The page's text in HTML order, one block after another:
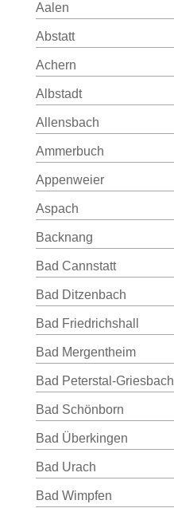
Aalen
Abstatt
Achern
Albstadt
Allensbach
Ammerbuch
Appenweier
Aspach
Backnang
Bad Cannstatt
Bad Ditzenbach
Bad Friedrichshall
Bad Mergentheim
Bad Peterstal-Griesbach
Bad Schönborn
Bad Überkingen
Bad Urach
Bad Wimpfen